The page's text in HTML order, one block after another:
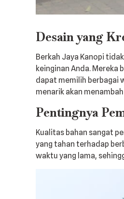
Desain yang
Berkah Jaya Kanopi
keinginan Anda.
dapat memilih berbagai
menarik akan
Pentingnya
Kualitas bahan sangat
yang tahan terhadap
waktu yang lama,